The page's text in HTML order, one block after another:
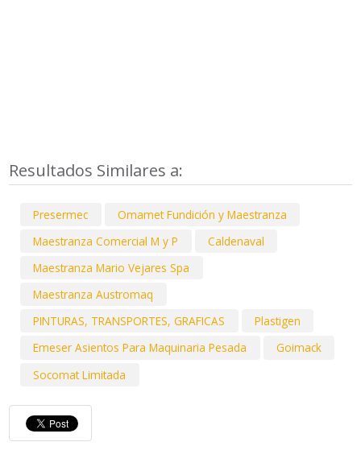
Resultados Similares a:
Presermec
Omamet Fundición y Maestranza
Maestranza Comercial M y P
Caldenaval
Maestranza Mario Vejares Spa
Maestranza Austromaq
PINTURAS, TRANSPORTES, GRAFICAS
Plastigen
Emeser Asientos Para Maquinaria Pesada
Goimack
Socomat Limitada